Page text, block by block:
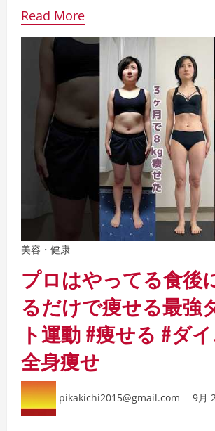
Read More
美容・健康
プロはやってる食後
るだけで痩せる最強
ト運動 #痩せる #ダ
全身痩せ
pikakichi2015@gmail.com 9月